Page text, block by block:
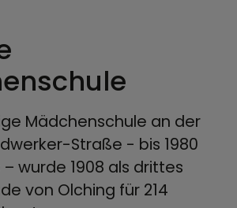
Mädchenschule an der
Straße - bis 1980
wurde 1908 als drittes
von Olching für 214